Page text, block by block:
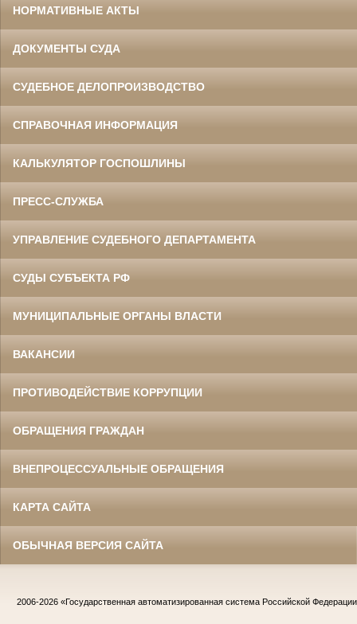
НОРМАТИВНЫЕ АКТЫ
ДОКУМЕНТЫ СУДА
СУДЕБНОЕ ДЕЛОПРОИЗВОДСТВО
СПРАВОЧНАЯ ИНФОРМАЦИЯ
КАЛЬКУЛЯТОР ГОСПОШЛИНЫ
ПРЕСС-СЛУЖБА
УПРАВЛЕНИЕ СУДЕБНОГО ДЕПАРТАМЕНТА
СУДЫ СУБЪЕКТА РФ
МУНИЦИПАЛЬНЫЕ ОРГАНЫ ВЛАСТИ
ВАКАНСИИ
ПРОТИВОДЕЙСТВИЕ КОРРУПЦИИ
ОБРАЩЕНИЯ ГРАЖДАН
ВНЕПРОЦЕССУАЛЬНЫЕ ОБРАЩЕНИЯ
КАРТА САЙТА
ОБЫЧНАЯ ВЕРСИЯ САЙТА
2006-2026 «Государственная автоматизированная система Российской